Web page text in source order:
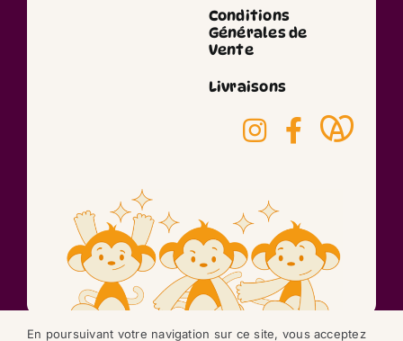
Conditions
Générales de
Vente
Livraisons
En poursuivant votre navigation sur ce site, vous acceptez